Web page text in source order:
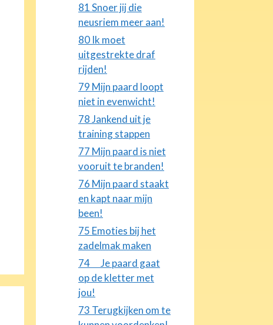
81 Snoer jij die
neusriem meer aan!
80 Ik moet
uitgestrekte draf
rijden!
79 Mijn paard loopt
niet in evenwicht!
78 Jankend uit je
training stappen
77 Mijn paard is niet
vooruit te branden!
76 Mijn paard staakt
en kapt naar mijn
been!
75 Emoties bij het
zadelmak maken
74 Je paard gaat
op de kletter met
jou!
73 Terugkijken om te